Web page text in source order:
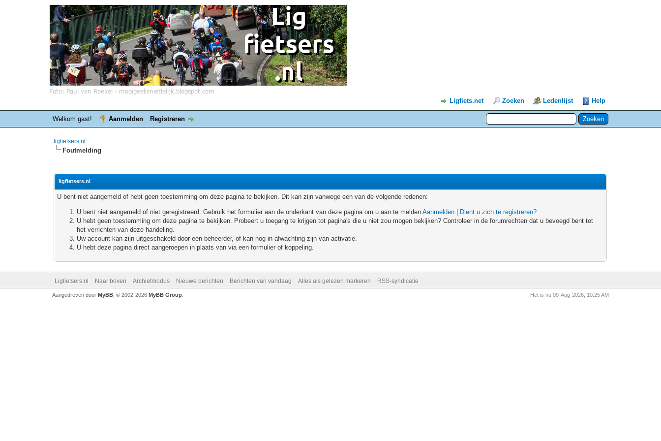
Ligfiets.net Zoeken Ledenlijst Help
Welkom gast! Aanmelden Registreren
ligfietsers.nl
Foutmelding
ligfietsers.nl
U bent niet aangemeld of hebt geen toestemming om deze pagina te bekijken. Dit kan zijn vanwege een van de volgende redenen:
U bent niet aangemeld of niet geregistreerd. Gebruik het formulier aan de onderkant van deze pagina om u aan te meldenAanmelden
Dient u zich te registreren?
U hebt geen toestemming om deze pagina te bekijken. Probeert u toegang te krijgen tot pagina's die u niet zou mogen bekijken? Controleer in de forumrechten dat u bevoegd bent tot
het verrichten van deze handeling.
Uw account kan zijn uitgeschakeld door een beheerder, of kan nog in afwachting zijn van activatie.
U hebt deze pagina direct aangeroepen in plaats van via een formulier of koppeling.
Ligfietsers.nl Naar boven Archiefmodus Nieuwe berichten Berichten van vandaag Alles als gelezen markeren RSS-syndicatie
Het is nu 09-Aug-2026, 10:25 AM
Aangedreven door MyBB, © 2002-2026 MyBB Group.